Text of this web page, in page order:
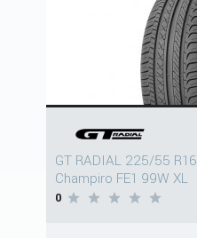
GT RADIAL 225/55 R16
Champiro FE1 99W XL
0